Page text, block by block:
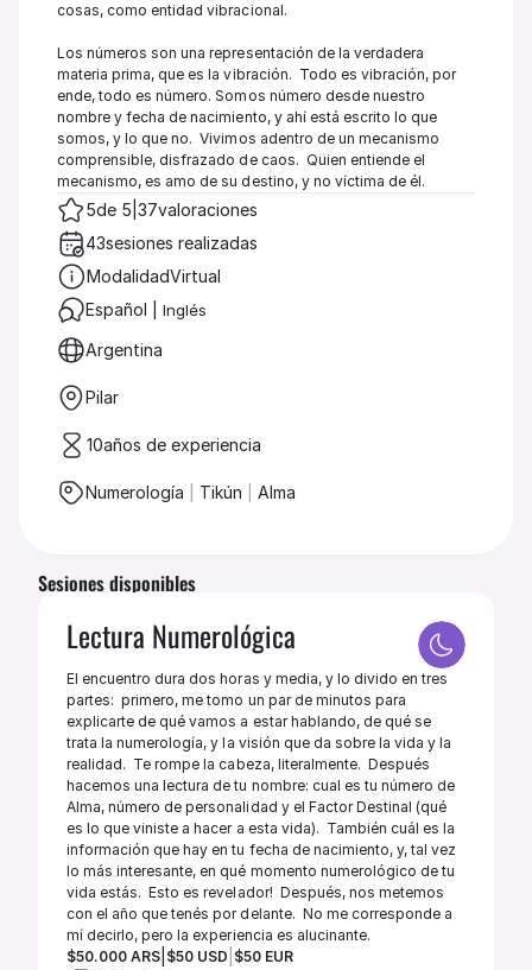
cosas, como entidad vibracional.
Los números son una representación de la verdadera
materia prima, que es la vibración.  Todo es vibración, por
ende, todo es número. Somos número desde nuestro
nombre y fecha de nacimiento, y ahí está escrito lo que
somos, y lo que no.  Vivimos adentro de un mecanismo
comprensible, disfrazado de caos.  Quien entiende el
mecanismo, es amo de su destino, y no víctima de él.
5de 5 37valoraciones
43sesiones realizadas
ModalidadVirtual
Español
Inglés
Argentina
Pilar
10años de experiencia
Numerología Tikún Alma
Sesiones disponibles
Lectura Numerológica
El encuentro dura dos horas y media, y lo divido en tres
partes:  primero, me tomo un par de minutos para
explicarte de qué vamos a estar hablando, de qué se
trata la numerología, y la visión que da sobre la vida y la
realidad.  Te rompe la cabeza, literalmente.  Después
hacemos una lectura de tu nombre: cual es tu número de
Alma, número de personalidad y el Factor Destinal (qué
es lo que viniste a hacer a esta vida).  También cuál es la
información que hay en tu fecha de nacimiento, y, tal vez
lo más interesante, en qué momento numerológico de tu
vida estás.  Esto es revelador!  Después, nos metemos
con el año que tenés por delante.  No me corresponde a
mí decirlo, pero la experiencia es alucinante.
$50.000 ARS $50 USD $50 EUR